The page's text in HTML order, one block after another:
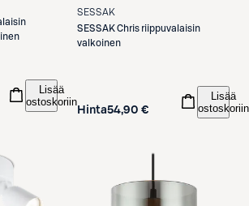
Lisää
ostoskoriin
SESSAK
SESSAKChris riippuvalaisin
valkoinen
Hinta54,90 €
Lisää
ostoskoriin